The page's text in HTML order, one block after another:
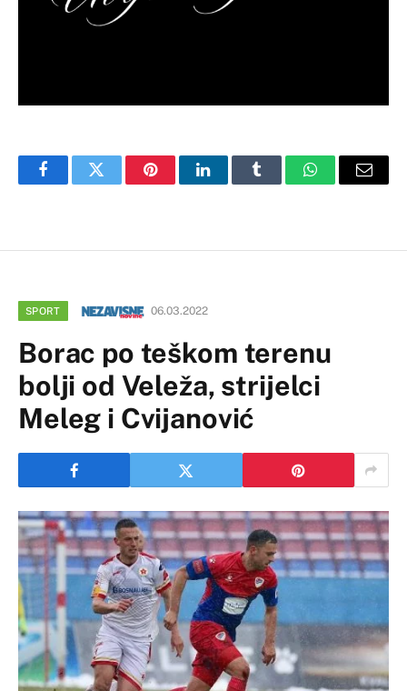
FacebookTwitter PinterestLinkedInTumblr WhatsAppEmail
SPORT 06.03.2022
Borac po teškom terenu
bolji od Veleža, strijelci
Meleg i Cvijanović